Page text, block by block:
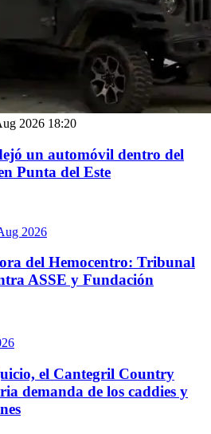
2026 18:20
un automóvil dentro del
Punta del Este
2026
del Hemocentro: Tribunal
ASSE y Fundación
el Cantegril Country
demanda de los caddies y